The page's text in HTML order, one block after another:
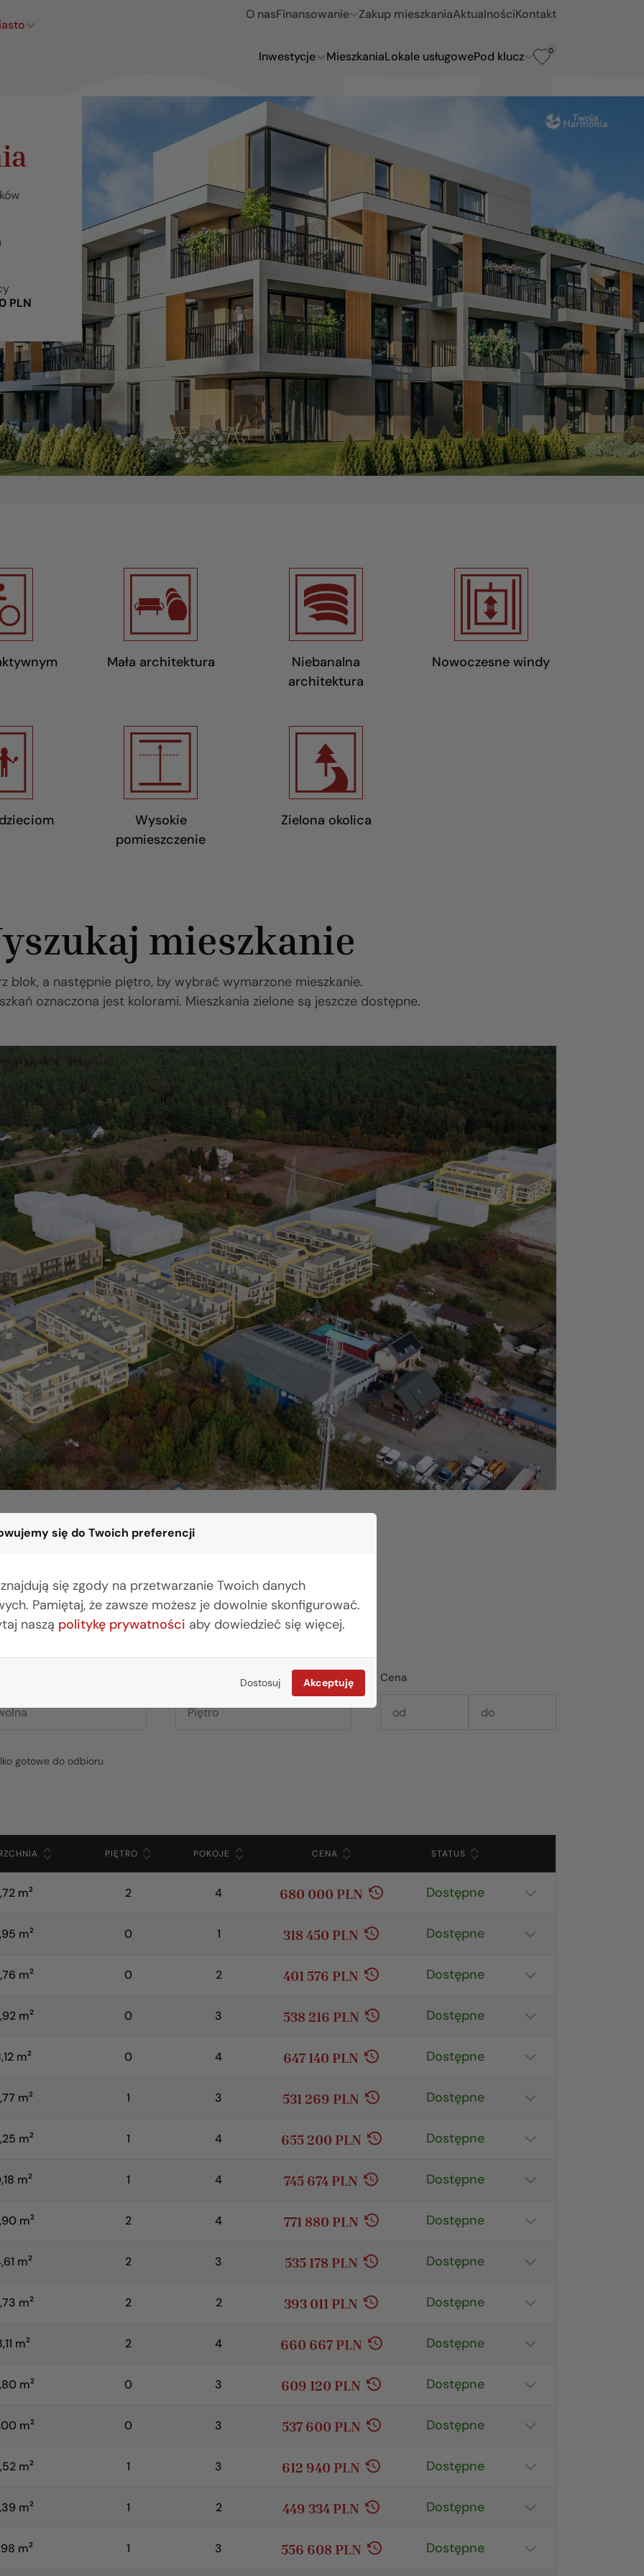
się do Twoich preferencji
znajdują się zgody na przetwarzanie Twoich danych
Pamiętaj, że zawsze możesz je dowolnie skonfigurować.
naszą politykę prywatności aby dowiedzieć się więcej.
Dostosuj Akceptuję
O nasFinansowanie Zakup mieszkaniaAktualnościKontakt
Inwestycje MieszkaniaLokale usługowePod klucz 0
PLN
Mała architektura
Niebanalna
architektura
Nowoczesne windy
Wysokie
pomieszczenie
Zielona okolica
mieszkanie
blok, a następnie piętro, by wybrać wymarzone mieszkanie.
oznaczona jest kolorami. Mieszkania zielone są jeszcze dostępne.
na liście
Cena
gotowe do odbioru
PIĘTRO POKOJE CENA STATUS
m2 2 4 680 000 PLN Dostępne Pokaż szczegóły
m2 0 1 318 450 PLN Dostępne Pokaż szczegóły
m2 0 2 401 576 PLN Dostępne Pokaż szczegóły
m2 0 3 538 216 PLN Dostępne Pokaż szczegóły
m2 0 4 647 140 PLN Dostępne Pokaż szczegóły
m2 1 3 531 269 PLN Dostępne Pokaż szczegóły
m2 1 4 655 200 PLN Dostępne Pokaż szczegóły
m2 1 4 745 674 PLN Dostępne Pokaż szczegóły
m2 2 4 771 880 PLN Dostępne Pokaż szczegóły
m2 2 3 535 178 PLN Dostępne Pokaż szczegóły
m2 2 2 393 011 PLN Dostępne Pokaż szczegóły
m2 2 4 660 667 PLN Dostępne Pokaż szczegóły
m2 0 3 609 120 PLN Dostępne Pokaż szczegóły
m2 0 3 537 600 PLN Dostępne Pokaż szczegóły
m2 1 3 612 940 PLN Dostępne Pokaż szczegóły
m2 1 2 449 334 PLN Dostępne Pokaż szczegóły
m2 1 3 556 608 PLN Dostępne Pokaż szczegóły